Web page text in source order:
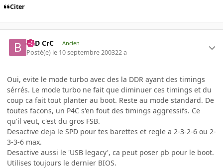
Citer
BaD CrC Ancien
Posté(e) le 10 septembre 200322 a
Oui, evite le mode turbo avec des la DDR ayant des timings
sérrés. Le mode turbo ne fait que diminuer ces timings et du
coup ca fait tout planter au boot. Reste au mode standard. De
toutes facons, un P4C s'en fout des timings aggressifs. Ce
qu'il veut, c'est du gros FSB.
Desactive deja le SPD pour tes barettes et regle a 2-3-2-6 ou 2-
3-3-6 max.
Desactive aussi le 'USB legacy', ca peut poser pb pour le boot.
Utilises toujours le dernier BIOS.